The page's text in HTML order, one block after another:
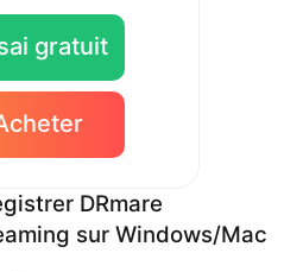
gratuit
DRmare
sur Windows/Mac